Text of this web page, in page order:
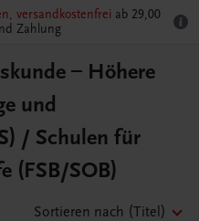
versandkostenfrei ab 29,00
Zahlung
– Höhere
und
/ Schulen für
(FSB/SOB)
Sortieren nach (Titel)